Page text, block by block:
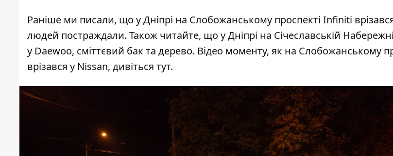
Раніше ми писали, що у Дніпрі на Слобожанському проспекті Infiniti
людей постраждали. Також читайте, що у Дніпрі на Січеславській
у Daewoo, сміттєвий бак та дерево. Відео моменту, як на Слобожанському
врізався у Nissan, дивіться тут.